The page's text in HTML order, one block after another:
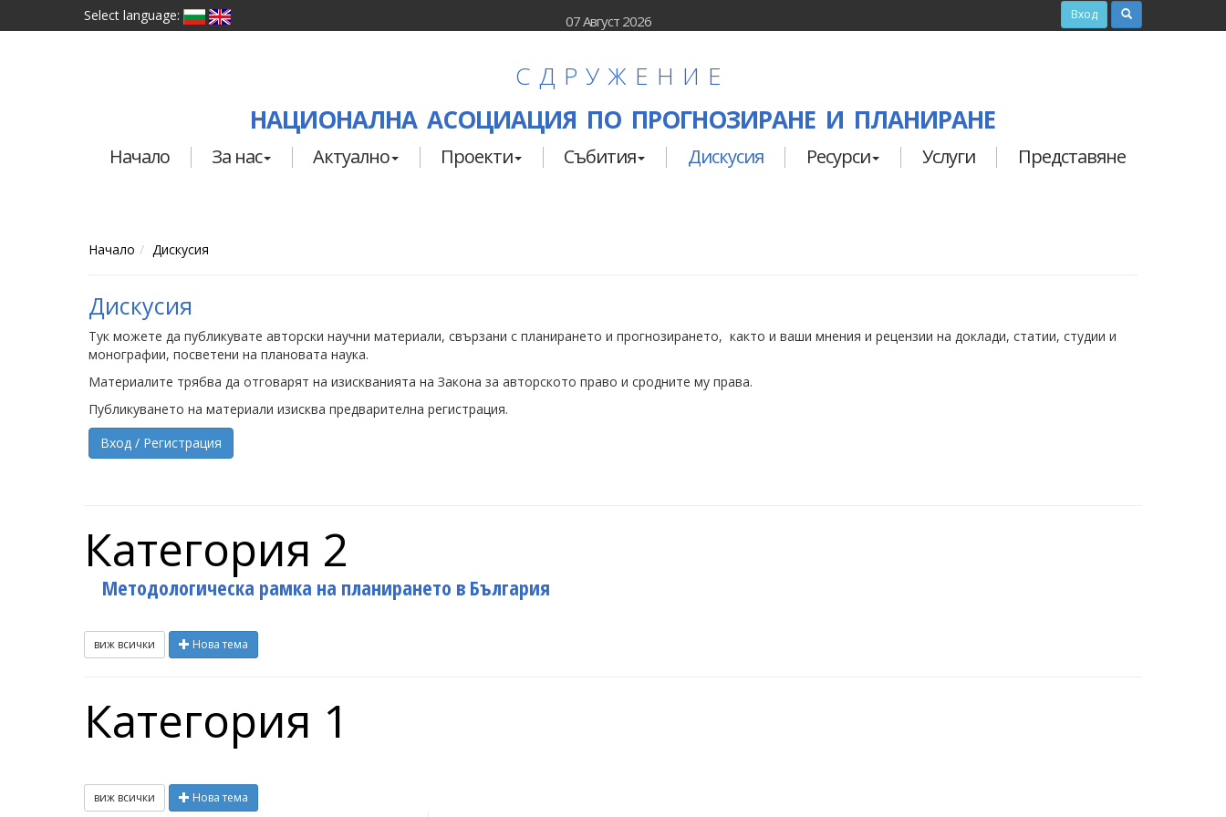
Select language: 07 Август 2026 Вход
СДРУЖЕНИЕ
НАЦИОНАЛНА АСОЦИАЦИЯ ПО ПРОГНОЗИРАНЕ И ПЛАНИРАНЕ
Начало За нас Актуално Проекти Събития Дискусия Ресурси Услуги Представяне
Начало Дискусия
Дискусия
Тук можете да публикувате авторски научни материали, свързани с планирането и прогнозирането, както и ваши мнения и рецензии на доклади, статии, студии и
монографии, посветени на плановата наука.
Материалите трябва да отговарят на изискванията на Закона за авторското право и сродните му права.
Публикуването на материали изисква предварителна регистрация.
Вход / Регистрация
Категория 2
Методологическа рамка на планирането в България
виж всички Нова тема
Категория 1
виж всички Нова тема